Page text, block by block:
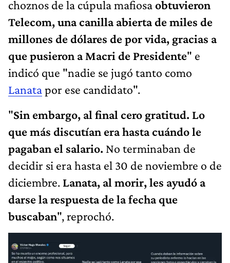
choznos de la cúpula mafiosaobtuvieron
Telecom, una canilla abierta de miles de
millones de dólares de por vida, gracias a
que pusieron a Macri de Presidente" e
indicó que "nadie se jugó tanto como
Lanatapor ese candidato".
"Sin embargo, al final cero gratitud. Lo
que más discutían era hasta cuándo le
pagaban el salario. No terminaban de
decidir si era hasta el 30 de noviembre o de
diciembre. Lanata, al morir, les ayudó a
darse la respuesta de la fecha que
buscaban", reprochó.